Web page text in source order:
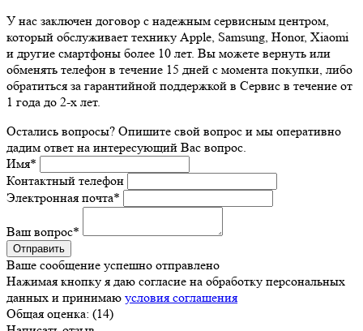
У нас заключен договор с надежным сервисным центром,
который обслуживает технику Apple, Samsung, Honor, Xiaomi
и другие смартфоны более 10 лет. Вы можете вернуть или
обменять телефон в течение 15 дней с момента покупки, либо
обратиться за гарантийной поддержкой в Сервис в течение от
1 года до 2-х лет.
Остались вопросы? Опишите свой вопрос и мы оперативно
дадим ответ на интересующий Вас вопрос.
Имя*
Контактный телефон
Электронная почта*
Ваш вопрос*
Ваше сообщение успешно отправлено
Нажимая кнопку я даю согласие на обработку персональных
данных и принимаю условия соглашения
Общая оценка: (14)